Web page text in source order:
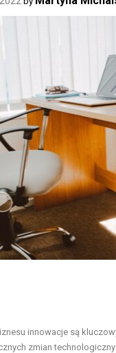
innowacje są
zmian